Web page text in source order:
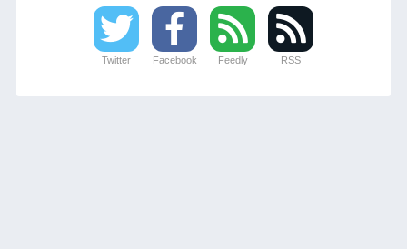
Twitter Facebook Feedly RSS